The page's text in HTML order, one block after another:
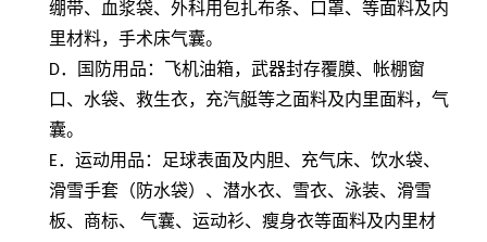
绷带、血浆袋、外科用包扎布条、口罩、等面料及内
里材料，手术床气囊。
D．国防用品：飞机油箱，武器封存覆膜、帐棚窗
口、水袋、救生衣，充汽艇等之面料及内里面料，气
囊。
E．运动用品：足球表面及内胆、充气床、饮水袋、
滑雪手套（防水袋）、潜水衣、雪衣、泳装、滑雪
板、商标、 气囊、运动衫、瘦身衣等面料及内里材